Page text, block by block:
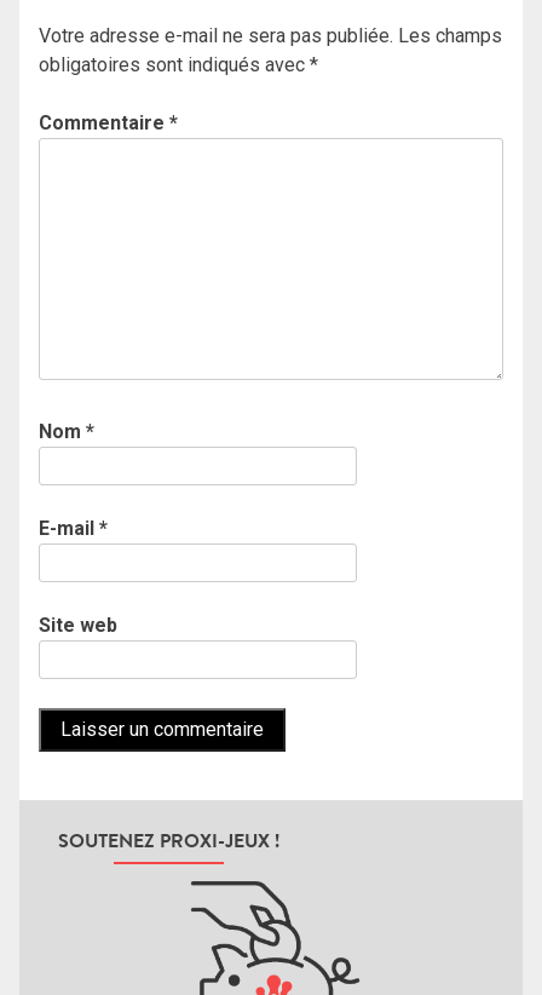
Votre adresse e-mail ne sera pas publiée. Les champs
obligatoires sont indiqués avec *
Commentaire *
Nom *
E-mail *
Site web
SOUTENEZ PROXI-JEUX !